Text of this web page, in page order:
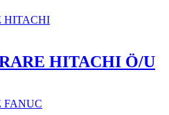
HITACHI Ö/U